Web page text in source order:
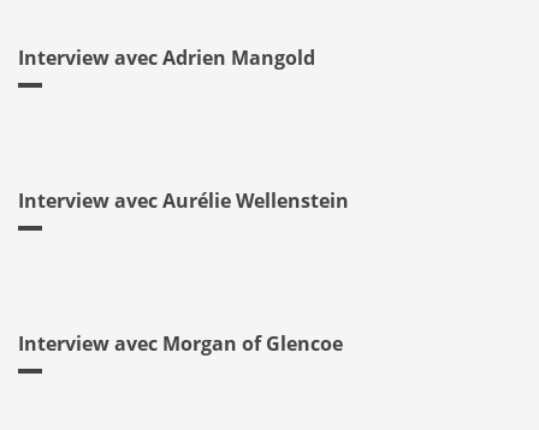
Interview avec Adrien Mangold
Interview avec Aurélie Wellenstein
Interview avec Morgan of Glencoe